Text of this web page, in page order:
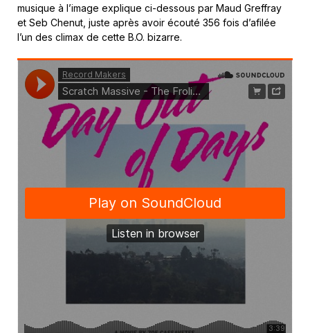
musique à l’image explique ci-dessous par Maud Greffray
et Seb Chenut, juste après avoir écouté 356 fois d’afilée
l’un des climax de cette B.O. bizarre.